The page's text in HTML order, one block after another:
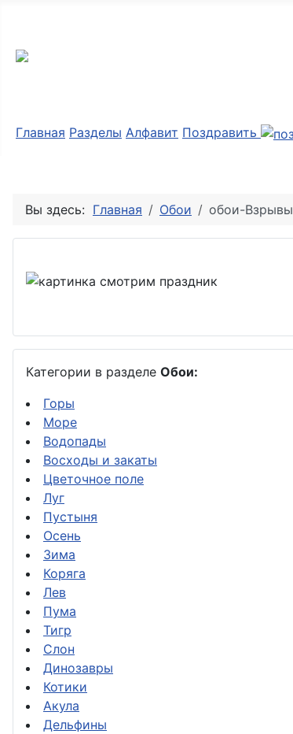
Главная Разделы Алфавит Поздравить
Вы здесь: Главная Обои обои-Взрывы
Категории в разделе Обои:
Горы
Море
Водопады
Восходы и закаты
Цветочное поле
Луг
Пустыня
Осень
Зима
Коряга
Лев
Пума
Тигр
Слон
Динозавры
Котики
Акула
Дельфины